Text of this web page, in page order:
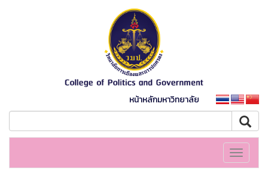
หน้าหลักมหาวิทยาลัย
Toggle